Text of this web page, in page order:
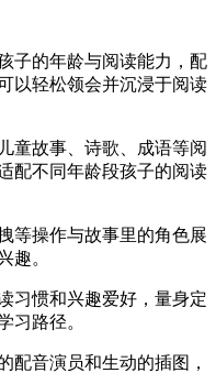
子的年龄与阅读能力，配
以轻松领会并沉浸于阅读
童故事、诗歌、成语等阅
配不同年龄段孩子的阅读
等操作与故事里的角色展
趣。
习惯和兴趣爱好，量身定
习路径。
配音演员和生动的插图，